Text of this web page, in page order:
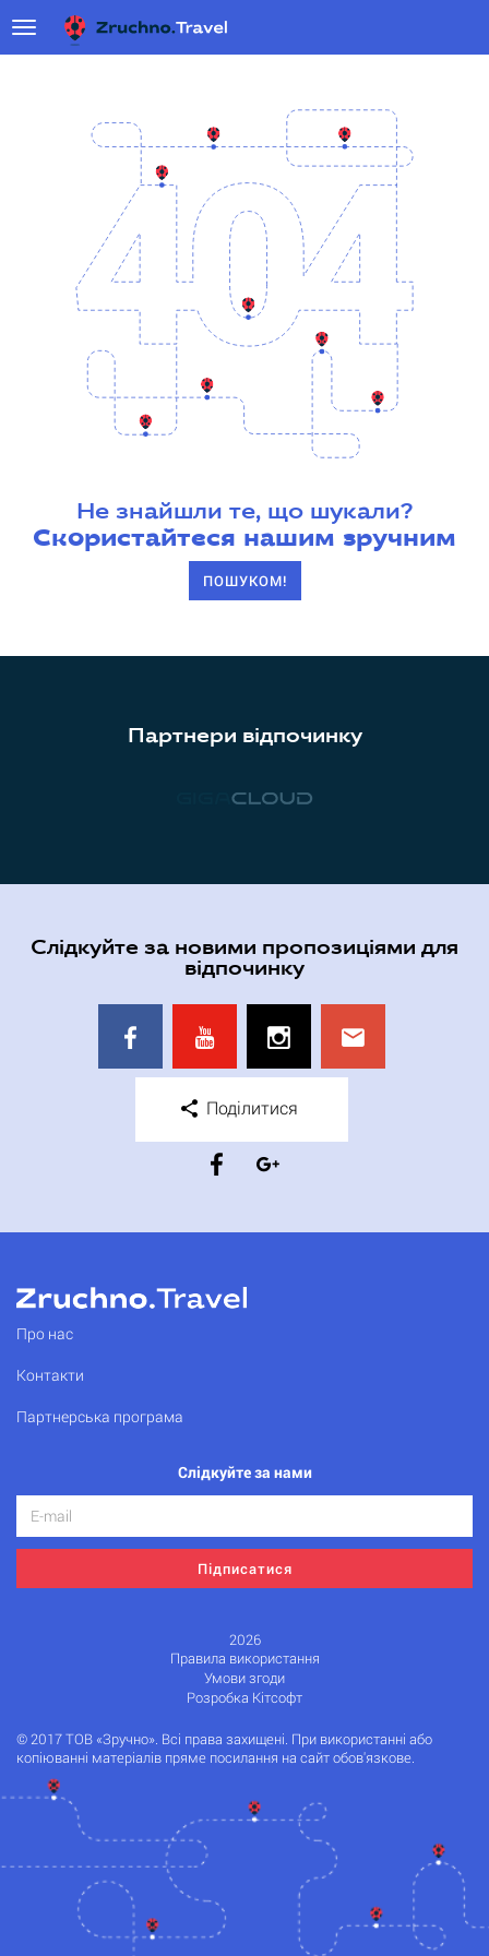
Не знайшли те, що шукали?
Скористайтеся нашим зручним
ПОШУКОМ!
Партнери відпочинку
Слідкуйте за новими пропозиціями для
відпочинку
Поділитися
Про нас
Контакти
Партнерська програма
Слідкуйте за нами
Підписатися
2026
Правила використання
Умови згоди
Розробка Кітсофт
© 2017 ТОВ «Зручно». Всі права захищені. При використанні або
копіюванні матеріалів пряме посилання на сайт обов'язкове.